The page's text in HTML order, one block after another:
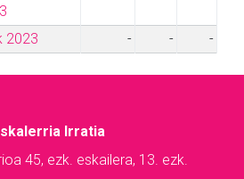
2023 - - -
Irratia
45, ezk. eskailera, 13. ezk.